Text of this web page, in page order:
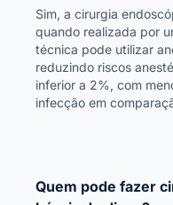
Sim, a cirurgia
quando realizada por
técnica pode utilizar
reduzindo riscos
inferior a 2%, com
infecção em
Quem pode fazer